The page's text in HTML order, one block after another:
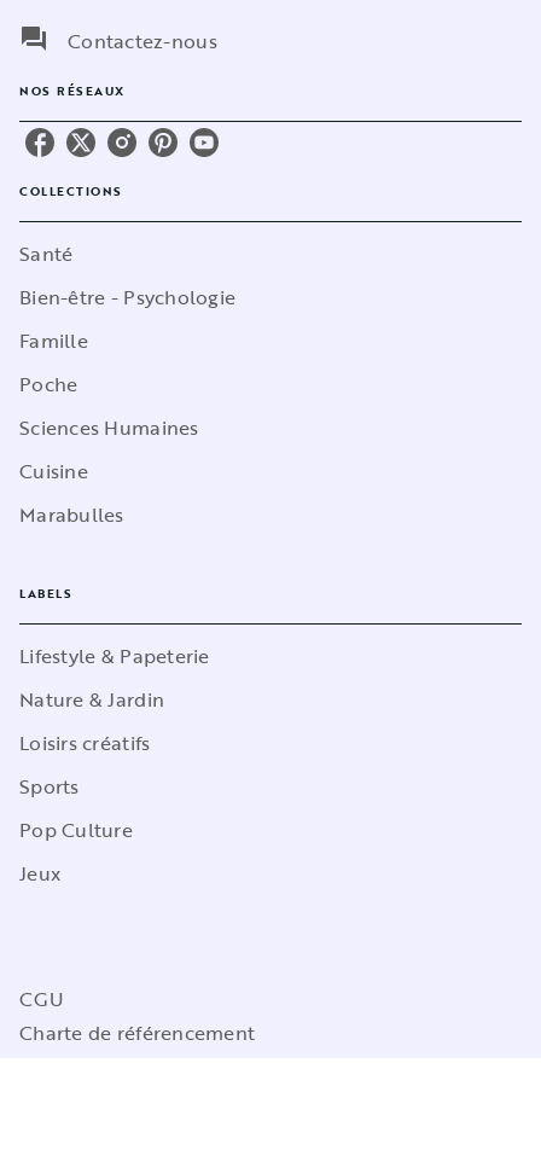
question_answer
Contactez-nous
NOS RÉSEAUX
COLLECTIONS
Santé
Bien-être - Psychologie
Famille
Poche
Sciences Humaines
Cuisine
Marabulles
LABELS
Lifestyle & Papeterie
Nature & Jardin
Loisirs créatifs
Sports
Pop Culture
Jeux
CGU
Charte de référencement